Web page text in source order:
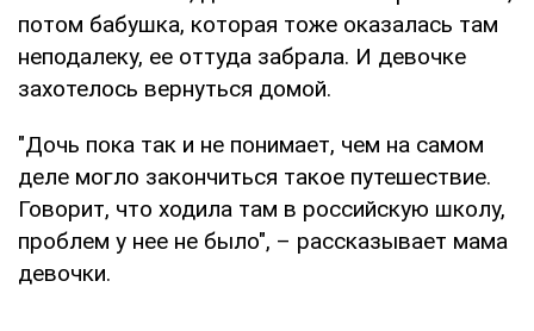
потом бабушка, которая тоже оказалась там
неподалеку, ее оттуда забрала. И девочке
захотелось вернуться домой.
"Дочь пока так и не понимает, чем на самом
деле могло закончиться такое путешествие.
Говорит, что ходила там в российскую школу,
проблем у нее не было", – рассказывает мама
девочки.